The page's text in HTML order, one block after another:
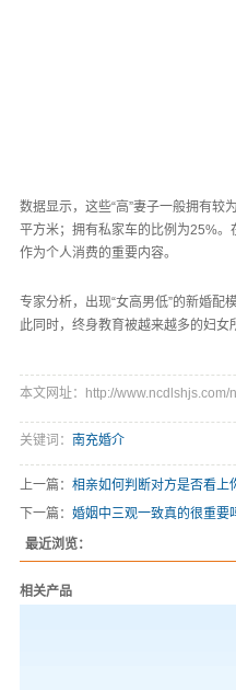
数据显示，这些“高”妻子一般拥有
平方米；拥有私家车的比例为25%。
作为个人消费的重要内容。
专家分析，出现“女高男低”的新婚
此同时，终身教育被越来越多的妇
本文网址：http://www.ncdlshjs.com/
关键词： 南充婚介
上一篇： 相亲如何判断对方是否看上
下一篇： 婚姻中三观一致真的很重要
最近浏览：
相关产品